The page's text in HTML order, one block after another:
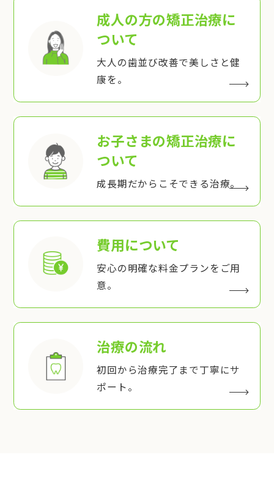
成人の方の矯正治療に
ついて
大人の歯並び改善で美しさと健
康を。
お子さまの矯正治療に
ついて
成長期だからこそできる治療。
費用について
安心の明確な料金プランをご用
意。
治療の流れ
初回から治療完了まで丁寧にサ
ポート。